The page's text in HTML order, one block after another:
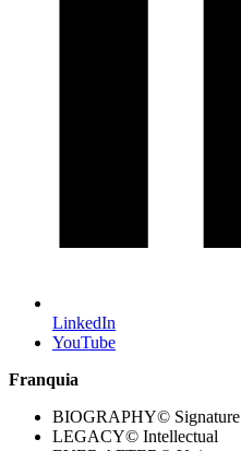
LinkedIn
YouTube
Franquia
BIOGRAPHY© Signature
LEGACY© Intellectual